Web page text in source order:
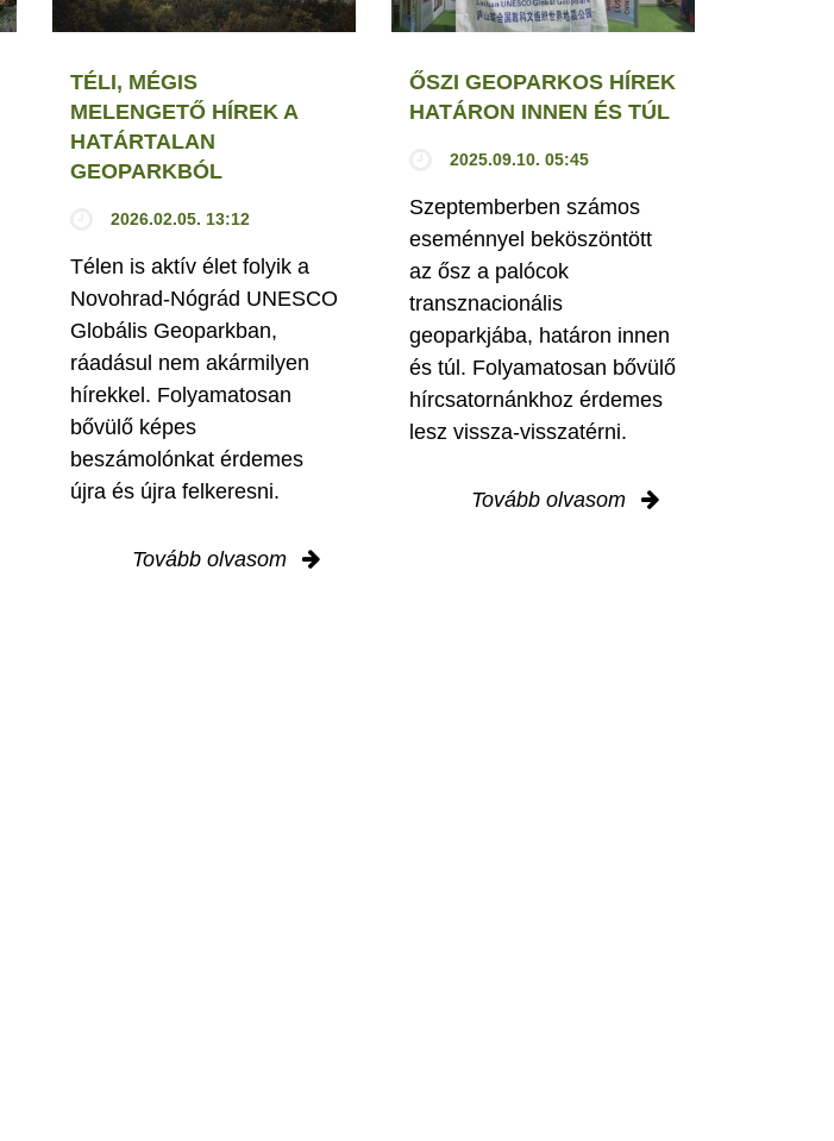
TÉLI, MÉGIS
MELENGETŐ HÍREK A
HATÁRTALAN
GEOPARKBÓL
2026.02.05. 13:12
Télen is aktív élet folyik a
Novohrad-Nógrád UNESCO
Globális Geoparkban,
ráadásul nem akármilyen
hírekkel. Folyamatosan
bővülő képes
beszámolónkat érdemes
újra és újra felkeresni.
Tovább olvasom
ŐSZI GEOPARKOS HÍREK
HATÁRON INNEN ÉS TÚL
2025.09.10. 05:45
Szeptemberben számos
eseménnyel beköszöntött
az ősz a palócok
transznacionális
geoparkjába, határon innen
és túl. Folyamatosan bővülő
hírcsatornánkhoz érdemes
lesz vissza-visszatérni.
Tovább olvasom